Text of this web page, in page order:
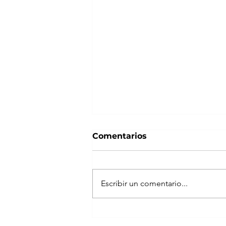
Comentarios
Escribir un comentario...